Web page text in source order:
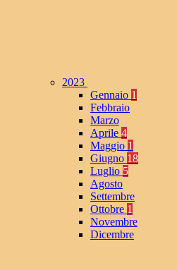
2023
Gennaio 1
Febbraio
Marzo
Aprile 4
Maggio 1
Giugno 18
Luglio 5
Agosto
Settembre
Ottobre 1
Novembre
Dicembre